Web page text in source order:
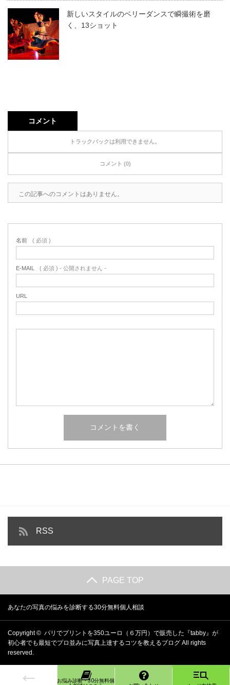
新しいスタイルのベリーダンスで瞬撮術を磨
く、13ショット
コメント
トラックバックは利用できません。
コメント (0)
この記事へのコメントはありません。
名前 ( 必須 )
E-MAIL ( 必須 ) - 公開されません -
URL
RSS
PAGE TOP
あなたの写真の悩みを診断する30分無料個人相談
Copyright © パリでプリントを350ユーロ（６万円）で販売した『tabby』が
初心者でも最短でプロ並みに写真上達するコツを教えるブログ All rights
reserved.